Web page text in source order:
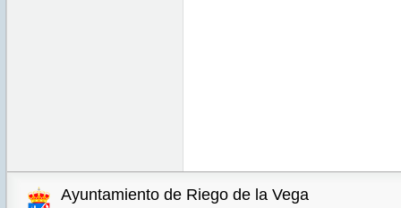
Ayuntamiento de Riego de la Vega